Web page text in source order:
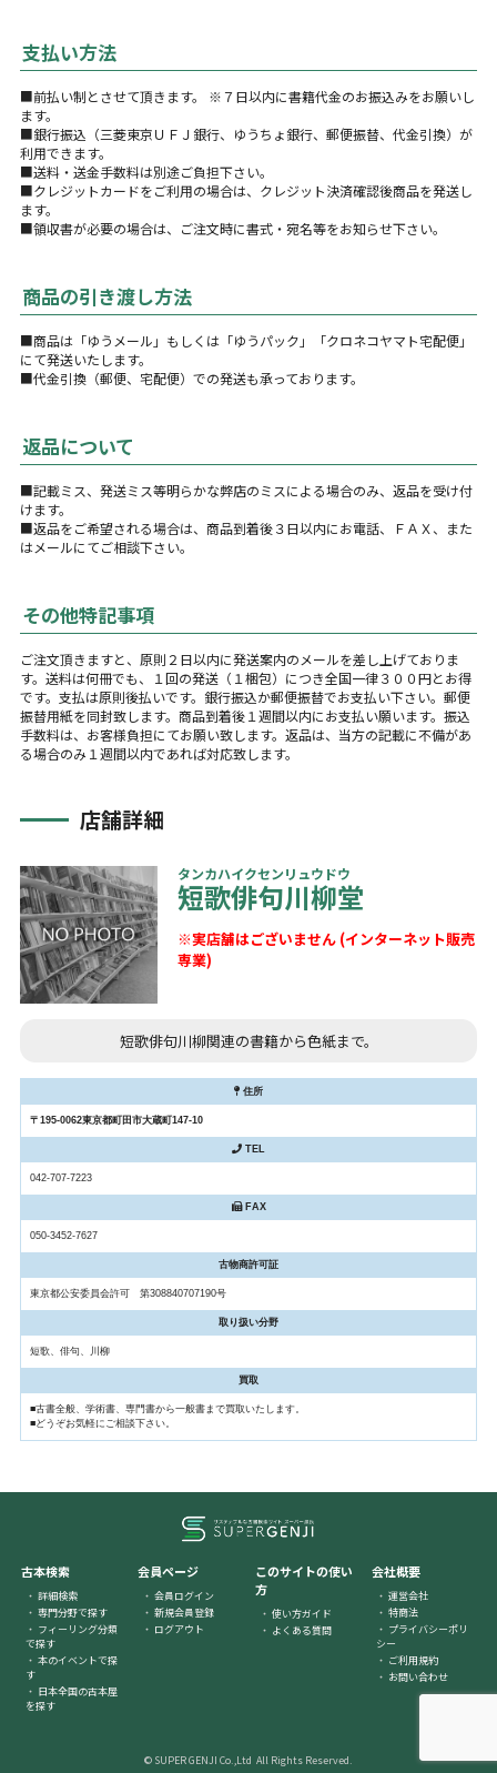
支払い方法
■前払い制とさせて頂きます。 ※７日以内に書籍代金のお振込みをお願いし
ます。
■銀行振込（三菱東京ＵＦＪ銀行、ゆうちょ銀行、郵便振替、代金引換）が
利用できます。
■送料・送金手数料は別途ご負担下さい。
■クレジットカードをご利用の場合は、クレジット決済確認後商品を発送し
ます。
■領収書が必要の場合は、ご注文時に書式・宛名等をお知らせ下さい。
商品の引き渡し方法
■商品は「ゆうメール」もしくは「ゆうパック」「クロネコヤマト宅配便」
にて発送いたします。
■代金引換（郵便、宅配便）での発送も承っております。
返品について
■記載ミス、発送ミス等明らかな弊店のミスによる場合のみ、返品を受け付
けます。
■返品をご希望される場合は、商品到着後３日以内にお電話、ＦＡＸ、また
はメールにてご相談下さい。
その他特記事項
ご注文頂きますと、原則２日以内に発送案内のメールを差し上げておりま
す。送料は何冊でも、１回の発送（１梱包）につき全国一律３００円とお得
です。支払は原則後払いです。銀行振込か郵便振替でお支払い下さい。郵便
振替用紙を同封致します。商品到着後１週間以内にお支払い願います。振込
手数料は、お客様負担にてお願い致します。返品は、当方の記載に不備があ
る場合のみ１週間以内であれば対応致します。
店舗詳細
タンカハイクセンリュウドウ
短歌俳句川柳堂
※実店舗はございません (インターネット販売
専業)
短歌俳句川柳関連の書籍から色紙まで。
住所
〒195-0062東京都町田市大蔵町147-10
TEL
042-707-7223
FAX
050-3452-7627
古物商許可証
東京都公安委員会許可 第308840707190号
取り扱い分野
短歌、俳句、川柳
買取
■古書全般、学術書、専門書から一般書まで買取いたします。
■どうぞお気軽にご相談下さい。
古本検索
詳細検索
専門分野で探す
フィーリング分類
で探す
本のイベントで探
す
日本全国の古本屋
を探す
会員ページ
会員ログイン
新規会員登録
ログアウト
このサイトの使い
方
使い方ガイド
よくある質問
会社概要
運営会社
特商法
プライバシーポリ
シー
ご利用規約
お問い合わせ
© SUPER GENJI Co.,Ltd All Rights Reserved.